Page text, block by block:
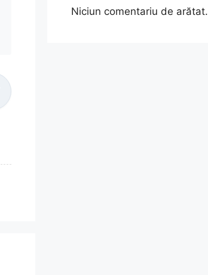
Niciun comentariu de arătat.